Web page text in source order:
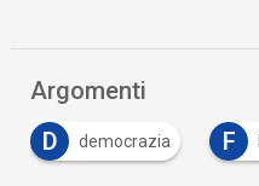
Argomenti
D
democrazia F